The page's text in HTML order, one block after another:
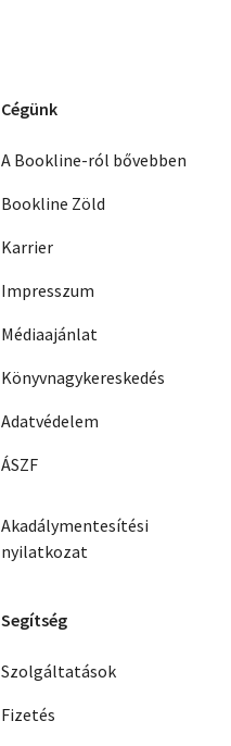
Cégünk
A Bookline-ról bővebben
Bookline Zöld
Karrier
Impresszum
Médiaajánlat
Könyvnagykereskedés
Adatvédelem
ÁSZF
Akadálymentesítési
nyilatkozat
Segítség
Szolgáltatások
Fizetés